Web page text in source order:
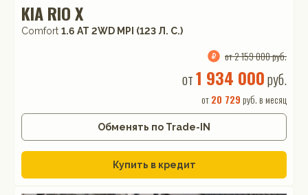
KIA RIO X
Comfort 1.6 АТ 2WD MPI (123 Л. C.)
от 2 159 000 руб.
от1 934 000руб.
от20 729 руб. в месяц
Обменять по Trade-IN
Купить в кредит